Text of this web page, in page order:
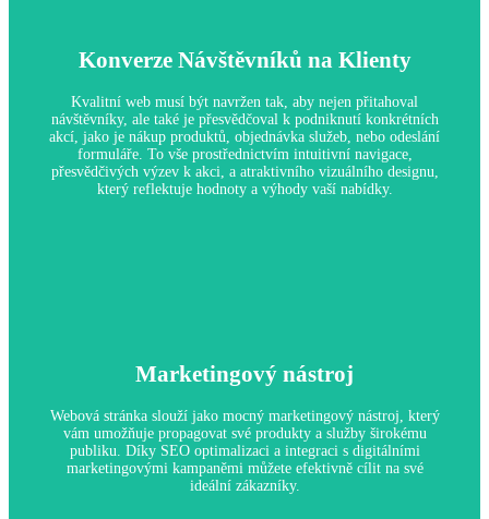
V dnešní digitální době očekávají zákazníci, že seriózní
podniky budou mít online přítomnost, která poskytuje základní
informace o jejich produktech a službách.
Konverze Návštěvníků na Klienty
Kvalitní web musí být navržen tak, aby nejen přitahoval
návštěvníky, ale také je přesvědčoval k podniknutí konkrétních
akcí, jako je nákup produktů, objednávka služeb, nebo odeslání
formuláře. To vše prostřednictvím intuitivní navigace,
přesvědčivých výzev k akci, a atraktivního vizuálního designu,
který reflektuje hodnoty a výhody vaší nabídky.
Proč je to důležité:
příjmy a maximalizuje návratnost investice do online
marketingu. Tím se stává nepostradatelným nástrojem pro růst
vašeho podnikání.
Marketingový nástroj
Webová stránka slouží jako mocný marketingový nástroj, který
vám umožňuje propagovat své produkty a služby širokému
publiku. Díky SEO optimalizaci a integraci s digitálními
marketingovými kampaněmi můžete efektivně cílit na své
ideální zákazníky.